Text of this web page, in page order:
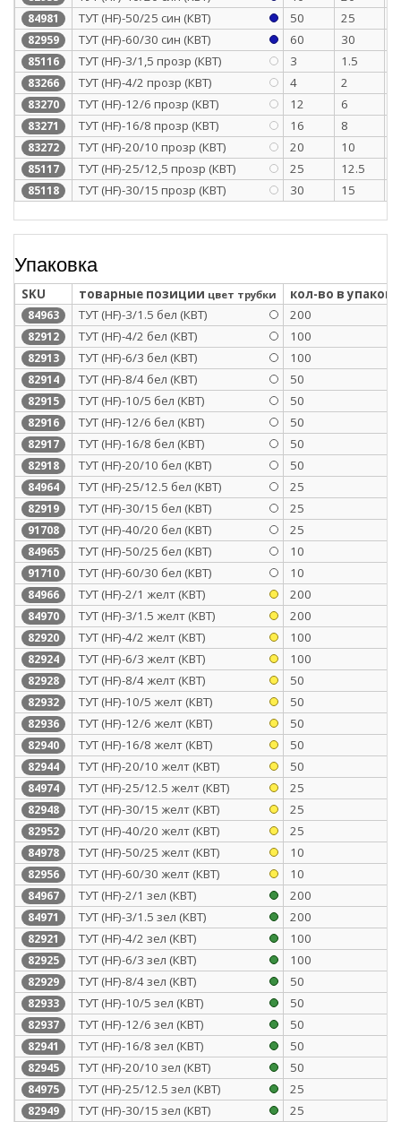
84981 ТУТ (HF)-50/25 син (КВТ) 50 25
82959 ТУТ (HF)-60/30 син (КВТ) 60 30
85116 ТУТ (HF)-3/1,5 прозр (КВТ) 3 1.5
83266 ТУТ (HF)-4/2 прозр (КВТ) 4 2
83270 ТУТ (HF)-12/6 прозр (КВТ) 12 6
83271 ТУТ (HF)-16/8 прозр (КВТ) 16 8
83272 ТУТ (HF)-20/10 прозр (КВТ) 20 10
85117 ТУТ (HF)-25/12,5 прозр (КВТ) 25 12.5
85118 ТУТ (HF)-30/15 прозр (КВТ) 30 15
Упаковка
SKU товарные позиции цвет трубки кол-во в
84963 ТУТ (HF)-3/1.5 бел (КВТ) 200
82912 ТУТ (HF)-4/2 бел (КВТ) 100
82913 ТУТ (HF)-6/3 бел (КВТ) 100
82914 ТУТ (HF)-8/4 бел (КВТ) 50
82915 ТУТ (HF)-10/5 бел (КВТ) 50
82916 ТУТ (HF)-12/6 бел (КВТ) 50
82917 ТУТ (HF)-16/8 бел (КВТ) 50
82918 ТУТ (HF)-20/10 бел (КВТ) 50
84964 ТУТ (HF)-25/12.5 бел (КВТ) 25
82919 ТУТ (HF)-30/15 бел (КВТ) 25
91708 ТУТ (HF)-40/20 бел (КВТ) 25
84965 ТУТ (HF)-50/25 бел (КВТ) 10
91710 ТУТ (HF)-60/30 бел (КВТ) 10
84966 ТУТ (HF)-2/1 желт (КВТ) 200
84970 ТУТ (HF)-3/1.5 желт (КВТ) 200
82920 ТУТ (HF)-4/2 желт (КВТ) 100
82924 ТУТ (HF)-6/3 желт (КВТ) 100
82928 ТУТ (HF)-8/4 желт (КВТ) 50
82932 ТУТ (HF)-10/5 желт (КВТ) 50
82936 ТУТ (HF)-12/6 желт (КВТ) 50
82940 ТУТ (HF)-16/8 желт (КВТ) 50
82944 ТУТ (HF)-20/10 желт (КВТ) 50
84974 ТУТ (HF)-25/12.5 желт (КВТ) 25
82948 ТУТ (HF)-30/15 желт (КВТ) 25
82952 ТУТ (HF)-40/20 желт (КВТ) 25
84978 ТУТ (HF)-50/25 желт (КВТ) 10
82956 ТУТ (HF)-60/30 желт (КВТ) 10
84967 ТУТ (HF)-2/1 зел (КВТ) 200
84971 ТУТ (HF)-3/1.5 зел (КВТ) 200
82921 ТУТ (HF)-4/2 зел (КВТ) 100
82925 ТУТ (HF)-6/3 зел (КВТ) 100
82929 ТУТ (HF)-8/4 зел (КВТ) 50
82933 ТУТ (HF)-10/5 зел (КВТ) 50
82937 ТУТ (HF)-12/6 зел (КВТ) 50
82941 ТУТ (HF)-16/8 зел (КВТ) 50
82945 ТУТ (HF)-20/10 зел (КВТ) 50
84975 ТУТ (HF)-25/12.5 зел (КВТ) 25
82949 ТУТ (HF)-30/15 зел (КВТ) 25